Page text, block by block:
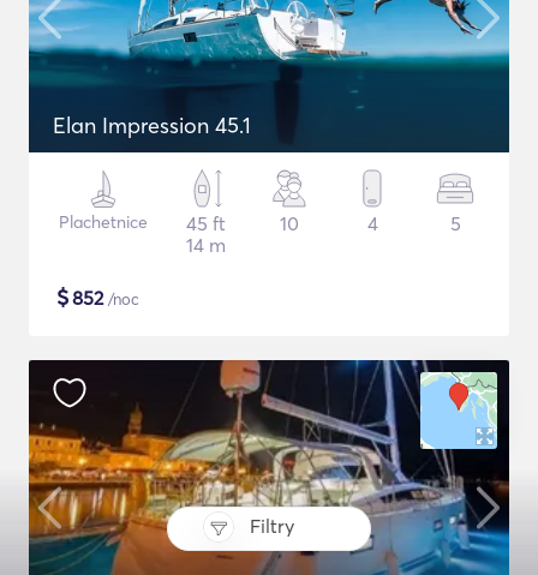
Filtry
Elan Impression 45.1
Plachetnice
45 ft
14 m
10 4 5
$852/noc